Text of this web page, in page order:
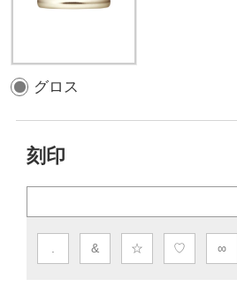
グロス
刻印
& ☆ ♡ ∞